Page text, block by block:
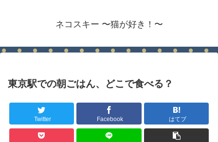
ネコスキー 〜猫が好き！〜
東京駅での朝ごはん、どこで食べる？
Twitter Facebook はてブ